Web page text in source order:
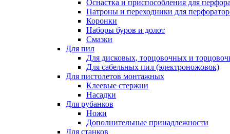
Оснастка и приспособления для
Патроны и переходники для
Коронки
Наборы буров и долот
Смазки
Для пил
Для дисковых, торцовочных и
Для сабельных пил (электроножовок)
Для пистолетов монтажных
Клеевые стержни
Насадки
Для рубанков
Ножи
Дополнительные принадлежности
Для станков